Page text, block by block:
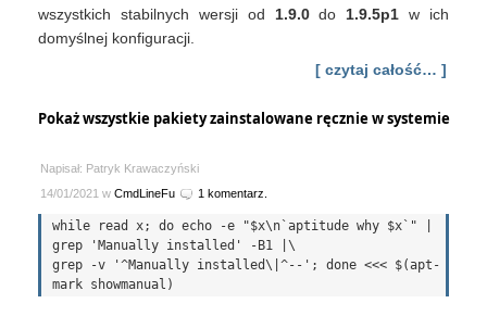
wszystkich stabilnych wersji od 1.9.0do 1.9.5p1 w ich
domyślnej konfiguracji.
[ czytaj całość… ]
Pokaż wszystkie pakiety zainstalowane ręcznie w systemie
Napisał: Patryk Krawaczyński
14/01/2021 w CmdLineFu 1 komentarz.
while read x; do echo -e "$x\n`aptitude why $x`" |
grep 'Manually installed' -B1 |\
grep -v '^Manually installed\|^--'; done <<< $(apt-